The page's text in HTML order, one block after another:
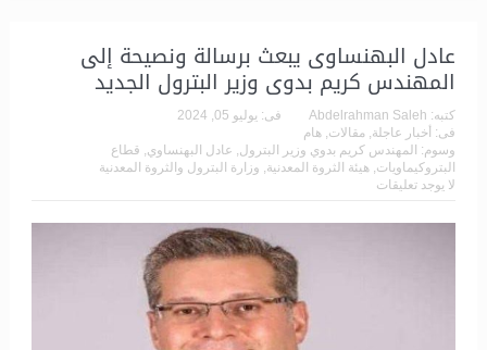
عادل البهنساوى يبعث برسالة ونصيحة إلى
المهندس كريم بدوى وزير البترول الجديد
كتبه: Abdelrahman Saleh فى: يوليو 05, 2024
فى: أخبار عاجلة مقالات هام
وسوم: المهندس كريم بدوي وزير البترول عادل البهنساوي قطاع
البتروكيماويات هيئة الثروة المعدنية وزارة البترول والثروة المعدنية
لا يوجد تعليقات